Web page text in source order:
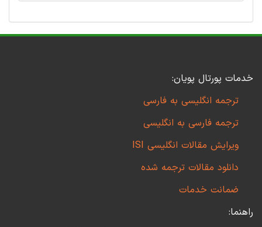
خدمات پورتال پویان:
ترجمه انگلیسی به فارسی
ترجمه فارسی به انگلیسی
ویرایش مقالات انگلیسی ISI
دانلود مقالات ترجمه شده
ضمانت خدمات
راهنما: